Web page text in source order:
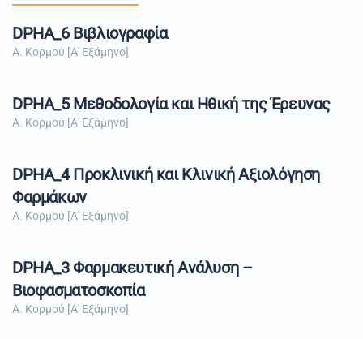
DPHA_6 Βιβλιογραφία
Α. Κορμού [Α' Εξάμηνο]
DPHA_5 Μεθοδολογία και Ηθική της Έρευνας
Α. Κορμού [Α' Εξάμηνο]
DPHA_4 Προκλινική και Κλινική Αξιολόγηση
Φαρμάκων
Α. Κορμού [Α' Εξάμηνο]
DPHA_3 Φαρμακευτική Ανάλυση –
Βιοφασματοσκοπία
Α. Κορμού [Α' Εξάμηνο]